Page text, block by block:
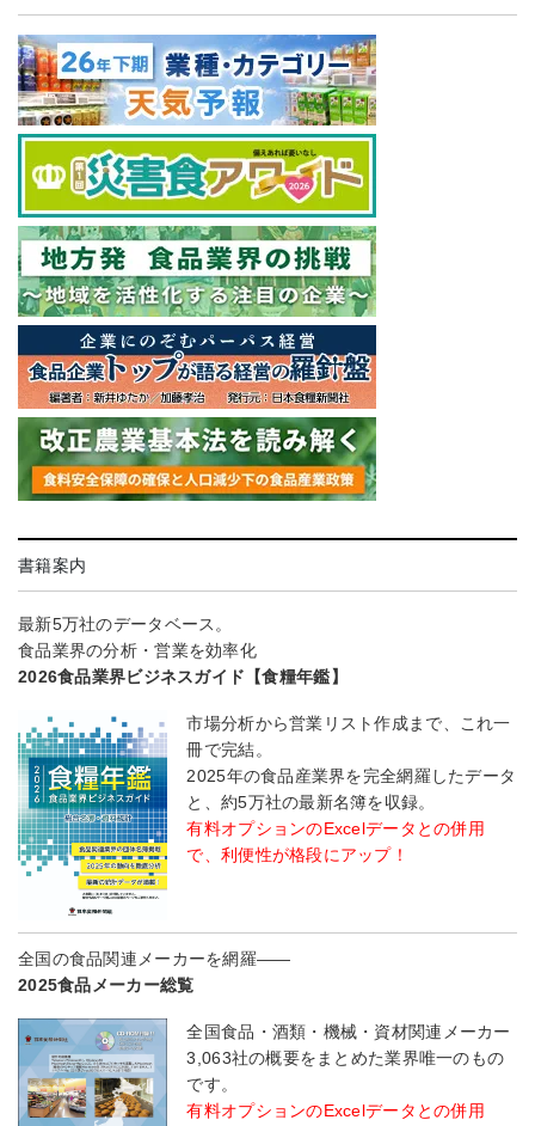
書籍案内
最新5万社のデータベース。
食品業界の分析・営業を効率化
2026食品業界ビジネスガイド【食糧年鑑】
市場分析から営業リスト作成まで、これ一
冊で完結。
2025年の食品産業界を完全網羅したデータ
と、約5万社の最新名簿を収録。
有料オプションのExcelデータとの併用
で、利便性が格段にアップ！
全国の食品関連メーカーを網羅――
2025食品メーカー総覧
全国食品・酒類・機械・資材関連メーカー
3,063社の概要をまとめた業界唯一のもの
です。
有料オプションのExcelデータとの併用